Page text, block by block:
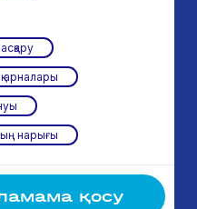
арналары
нарығы
қосу